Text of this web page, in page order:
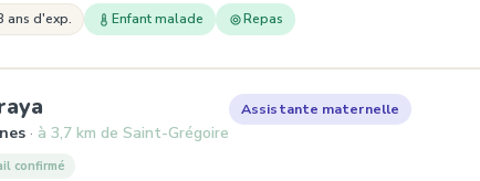
ans d'exp. Enfant malade Repas
, Assistante maternelle à Rennes
à 3,7 km de Saint-Grégoire
Assistante maternelle
confirmé